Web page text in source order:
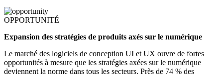
OPPORTUNITÉ
Expansion des stratégies de produits axés sur le numérique
Le marché des logiciels de conception UI et UX ouvre de fortes
opportunités à mesure que les stratégies axées sur le numérique
deviennent la norme dans tous les secteurs. Près de 74 % des